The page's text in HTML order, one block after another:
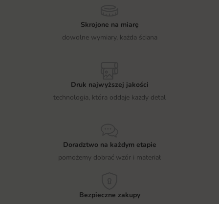
Skrojone na miarę
dowolne wymiary, każda ściana
Druk najwyższej jakości
technologia, która oddaje każdy detal
Doradztwo na każdym etapie
pomożemy dobrać wzór i materiał
Bezpieczne zakupy